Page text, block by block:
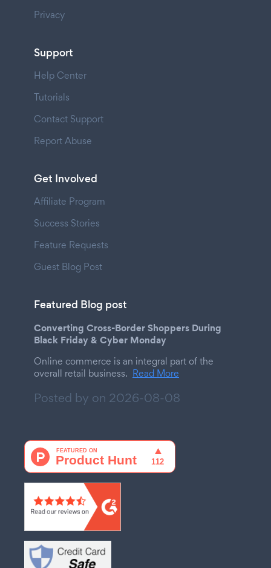
Privacy
Support
Help Center
Tutorials
Contact Support
Report Abuse
Get Involved
Affiliate Program
Success Stories
Feature Requests
Guest Blog Post
Featured Blog post
Converting Cross-Border Shoppers During
Black Friday & Cyber Monday
Online commerce is an integral part of the
overall retail business. Read More
Posted by on 2026-08-08